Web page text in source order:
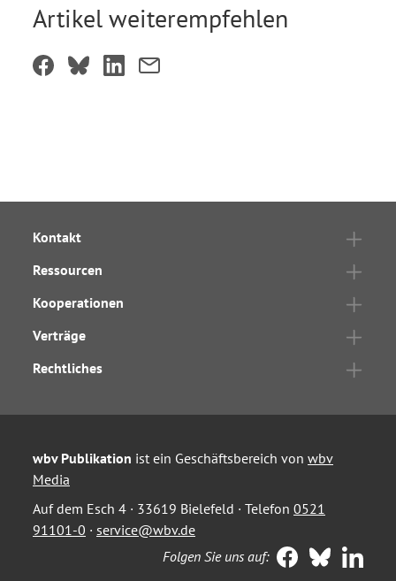
Artikel weiterempfehlen
Kontakt
Ressourcen
Kooperationen
Verträge
Rechtliches
wbv Publikation ist ein Geschäftsbereich von wbv
Media
Auf dem Esch 4 · 33619 Bielefeld · Telefon 0521
91101-0 · service@wbv.de
Folgen Sie uns auf: